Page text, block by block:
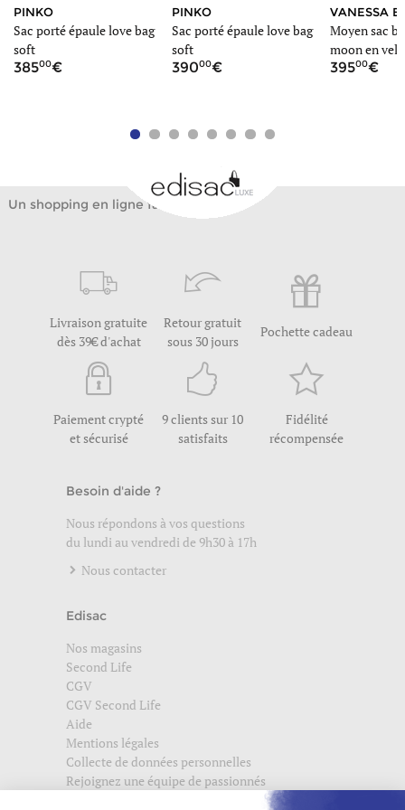
PINKO
Sac porté épaule love bag
soft
38500
PINKO
Sac porté épaule love bag
soft
39000
VANESSA
Moyen sac
moon en
39500
Un shopping en ligne facile
Livraison gratuite
dès 39€ d'achat
Retour gratuit
sous 30 jours
Pochette cadeau
Paiement crypté
et sécurisé
9 clients sur 10
satisfaits
Fidélité
récompensée
Besoin d'aide ?
Nous répondons à vos questions
du lundi au vendredi de 9h30 à 17h
Nous contacter
Edisac
Nos magasins
Second Life
CGV
CGV Second Life
Aide
Mentions légales
Collecte de données personnelles
Rejoignez une équipe de passionnés